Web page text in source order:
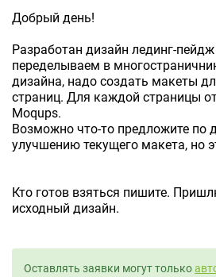
Добрый день!
Разработан дизайн лединг-
переделываем в
дизайна, надо создать макеты
страниц. Для каждой страницы
Moqups.
Возможно что-то предложите по
улучшению текущего макета, но
Кто готов взяться пишите.
исходный дизайн.
Оставлять заявки могут только